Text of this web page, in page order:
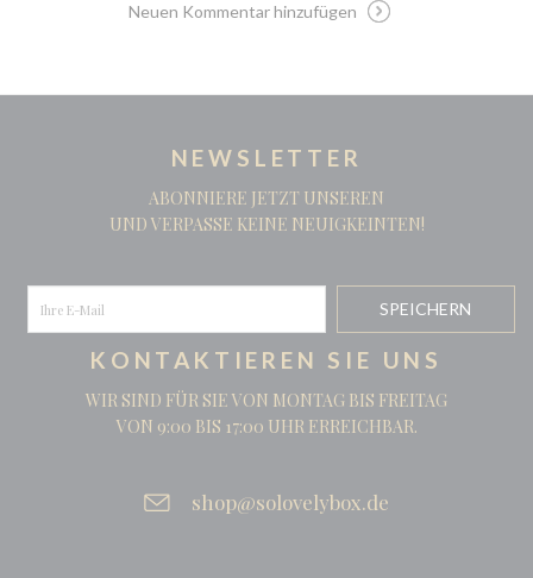
Neuen Kommentar hinzufügen
NEWSLETTER
ABONNIERE JETZT UNSEREN
UND VERPASSE KEINE NEUIGKEINTEN!
KONTAKTIEREN SIE UNS
WIR SIND FÜR SIE VON MONTAG BIS FREITAG
VON 9:00 BIS 17:00 UHR ERREICHBAR.
shop@solovelybox.de